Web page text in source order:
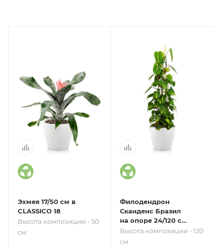
Эхмея 17/50 см в
CLASSICO 18
Высота композиции - 50
см
Филодендрон
Сканденс Бразил
на опоре 24/120 см
в CLASSICO COLOR
35
Высота композиции - 120
см